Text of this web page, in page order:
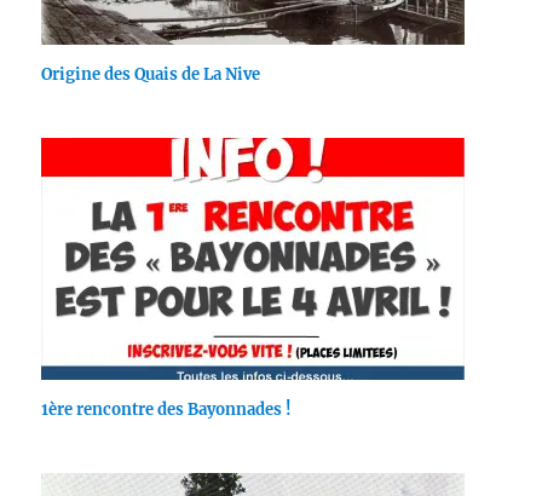
Origine des Quais de La Nive
1ère rencontre des Bayonnades !